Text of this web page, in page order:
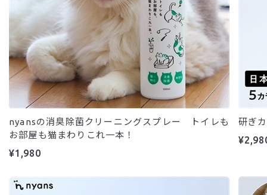
nyansの消臭除菌クリーニングスプレー トイレも
お部屋も猫まわりこれ一本！
¥1,980
研ぎ